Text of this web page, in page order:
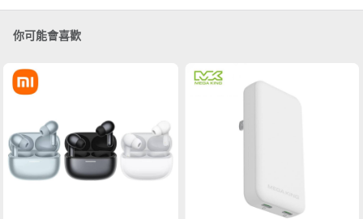
你可能會喜歡